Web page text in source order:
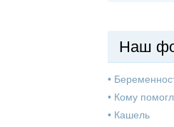
Наш
•
• Кому
• Кашель